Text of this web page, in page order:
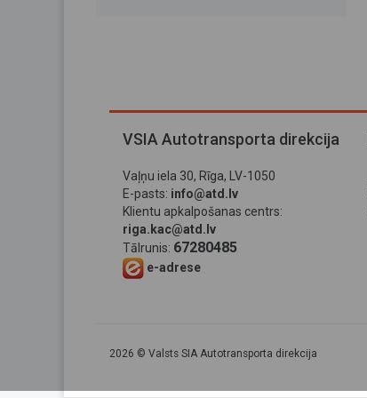
VSIA Autotransporta direkcija
Vaļņu iela 30, Rīga, LV-1050
E-pasts: info@atd.lv
Klientu apkalpošanas centrs:
riga.kac@atd.lv
Tālrunis: 67280485
e-adrese
2026 © Valsts SIA Autotransporta direkcija